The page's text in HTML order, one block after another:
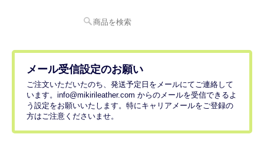
メール受信設定のお願い
ご注文いただいたのち、発送予定日をメールにてご連絡して
います。 info@mikirileather.com からのメールを受信できるよ
う設定をお願いいたします。特にキャリアメールをご登録の
方はご注意くださいませ。